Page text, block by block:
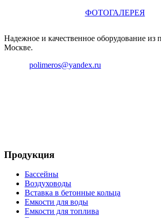
ФОТОГАЛЕРЕЯ
Надежное и качественное оборудование из
Москве.
polimeros@yandex.ru
Продукция
Бассейны
Воздуховоды
Вставка в бетонные кольца
Емкости для воды
Емкости для топлива